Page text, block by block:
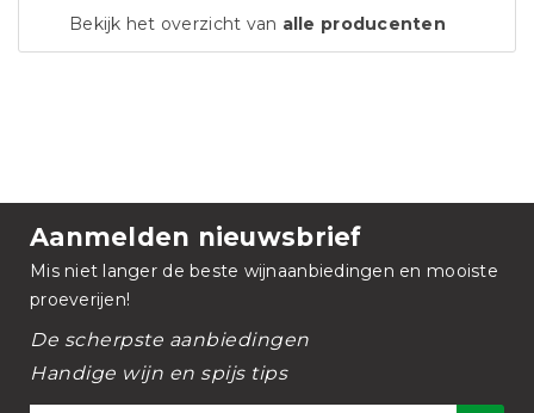
Bekijk het overzicht van alle producenten
Aanmelden nieuwsbrief
Mis niet langer de beste wijnaanbiedingen en mooiste
proeverijen!
De scherpste aanbiedingen
Handige wijn en spijs tips